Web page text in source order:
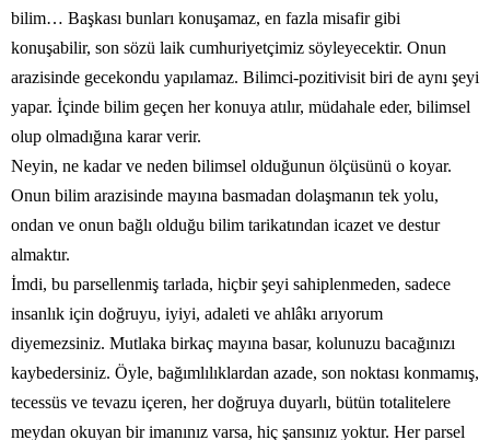
bilim… Başkası bunları konuşamaz, en fazla misafir gibi
konuşabilir, son sözü laik cumhuriyetçimiz söyleyecektir. Onun
arazisinde gecekondu yapılamaz. Bilimci-pozitivisit biri de aynı şeyi
yapar. İçinde bilim geçen her konuya atılır, müdahale eder, bilimsel
olup olmadığına karar verir.
Neyin, ne kadar ve neden bilimsel olduğunun ölçüsünü o koyar.
Onun bilim arazisinde mayına basmadan dolaşmanın tek yolu,
ondan ve onun bağlı olduğu bilim tarikatından icazet ve destur
almaktır.
İmdi, bu parsellenmiş tarlada, hiçbir şeyi sahiplenmeden, sadece
insanlık için doğruyu, iyiyi, adaleti ve ahlâkı arıyorum
diyemezsiniz. Mutlaka birkaç mayına basar, kolunuzu bacağınızı
kaybedersiniz. Öyle, bağımlılıklardan azade, son noktası konmamış,
tecessüs ve tevazu içeren, her doğruya duyarlı, bütün totalitelere
meydan okuyan bir imanınız varsa, hiç şansınız yoktur. Her parsel